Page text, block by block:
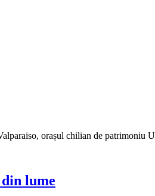
orașul chilian de patrimoniu
lume